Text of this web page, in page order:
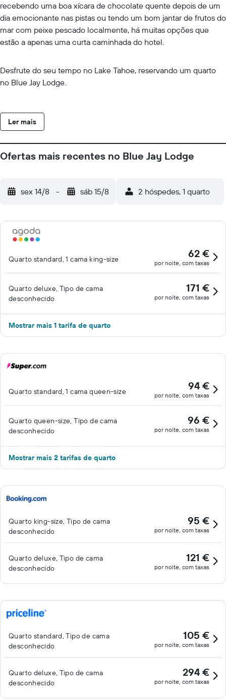
recebendo uma boa xícara de chocolate quente depois de um
dia emocionante nas pistas ou tendo um bom jantar de frutos do
mar com peixe pescado localmente, há muitas opções que
estão a apenas uma curta caminhada do hotel.
Desfrute do seu tempo no Lake Tahoe, reservando um quarto
no Blue Jay Lodge.
Ler mais
Ofertas mais recentes no Blue Jay Lodge
sex 14/8 - sáb 15/8 2 hóspedes, 1 quarto
Quarto standard, 1 cama king-size 62 €
por noite, com taxas
Quarto deluxe, Tipo de cama
desconhecido
171 €
por noite, com taxas
Mostrar mais 1 tarifa de quarto
Quarto standard, 1 cama queen-size 94 €
por noite, com taxas
Quarto queen-size, Tipo de cama
desconhecido
96 €
por noite, com taxas
Mostrar mais 2 tarifas de quarto
Quarto king-size, Tipo de cama
desconhecido
95 €
por noite, com taxas
Quarto deluxe, Tipo de cama
desconhecido
121 €
por noite, com taxas
Quarto standard, Tipo de cama
desconhecido
105 €
por noite, com taxas
Quarto deluxe, Tipo de cama
desconhecido
294 €
por noite, com taxas